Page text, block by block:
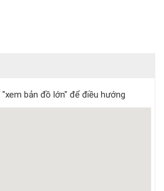
"xem bản đồ lớn" để điều hướng